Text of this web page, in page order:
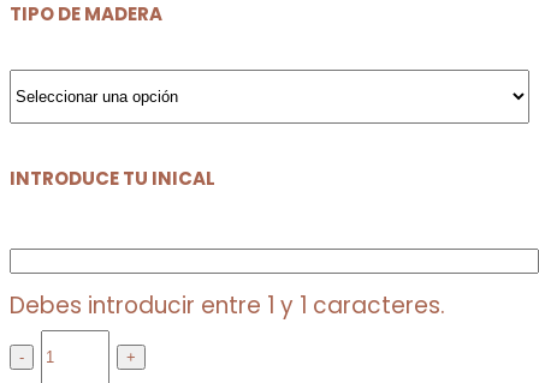
TIPO DE MADERA
INTRODUCE TU INICAL
Debes introducir entre 1 y 1 caracteres.
PULSERA